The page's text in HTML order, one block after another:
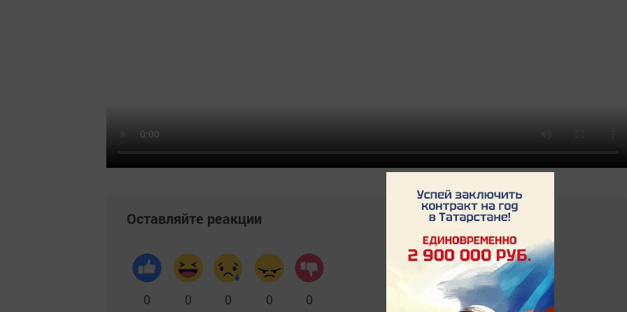
Оставляйте реакции
0 0 0 0 0